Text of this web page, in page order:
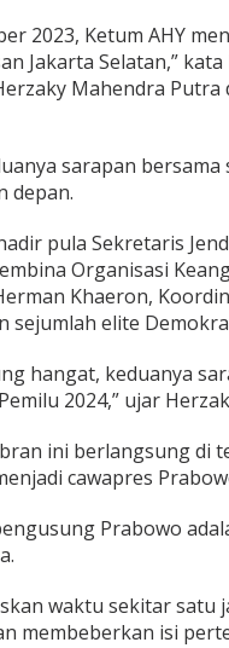
2023, Ketum AHY
Jakarta Selatan,”
Mahendra
sarapan
depan.
pula Sekretaris
Organisasi
Khaeron,
sejumlah elite
hangat, keduanya
2024,” ujar
ini berlangsung di
cawapres
Prabowo
waktu sekitar satu
membeberkan isi